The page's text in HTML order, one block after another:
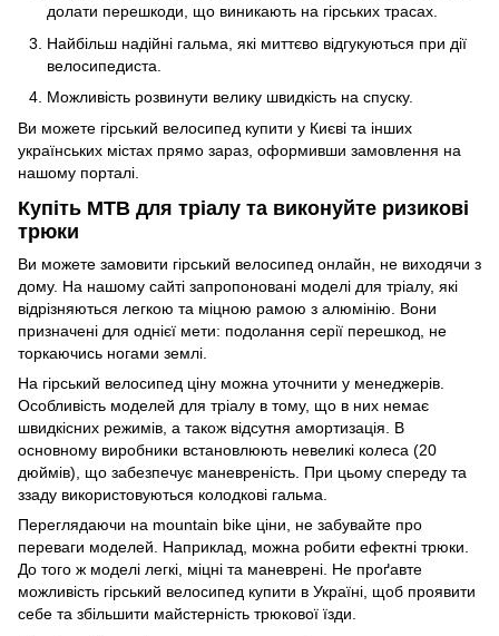
долати перешкоди, що виникають на гірських трасах.
Найбільш надійні гальма, які миттєво відгукуються при дії
велосипедиста.
Можливість розвинути велику швидкість на спуску.
Ви можете гірський велосипед купити у Києві та інших
українських містах прямо зараз, оформивши замовлення на
нашому порталі.
Купіть MTB для тріалу та виконуйте ризикові
трюки
Ви можете замовити гірський велосипед онлайн, не виходячи з
дому. На нашому сайті запропоновані моделі для тріалу, які
відрізняються легкою та міцною рамою з алюмінію. Вони
призначені для однієї мети: подолання серії перешкод, не
торкаючись ногами землі.
На гірський велосипед ціну можна уточнити у менеджерів.
Особливість моделей для тріалу в тому, що в них немає
швидкісних режимів, а також відсутня амортизація. В
основному виробники встановлюють невеликі колеса (20
дюймів), що забезпечує маневреність. При цьому спереду та
ззаду використовуються колодкові гальма.
Переглядаючи на mountain bike ціни, не забувайте про
переваги моделей. Наприклад, можна робити ефектні трюки.
До того ж моделі легкі, міцні та маневрені. Не проґавте
можливість гірський велосипед купити в Україні, щоб проявити
себе та збільшити майстерність трюкової їзди.